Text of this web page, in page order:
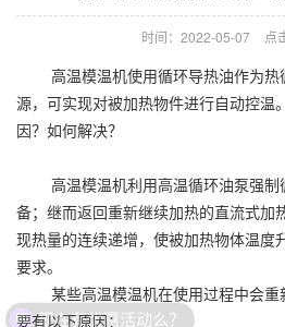
时间：2022-05-07 点
高温模温机使用循环导热油作为
源，可实现对被加热物件进行自动控温
因？如何解决？
高温模温机利用高温循环油泵强
备；继而返回重新继续加热的直流式加
现热量的连续递增，使被加热物体温度
要求。
某些高温模温机在使用过程中会
要有以下原因：
现在有优惠活动么？